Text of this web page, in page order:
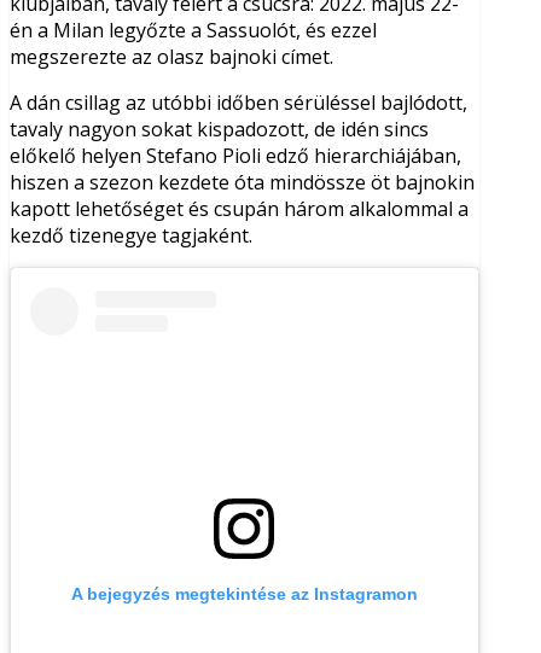
én a Milan legyőzte a Sassuolót, és ezzel
megszerezte az olasz bajnoki címet.
A dán csillag az utóbbi időben sérüléssel bajlódott,
tavaly nagyon sokat kispadozott, de idén sincs
előkelő helyen Stefano Pioli edző hierarchiájában,
hiszen a szezon kezdete óta mindössze öt bajnokin
kapott lehetőséget és csupán három alkalommal a
kezdő tizenegye tagjaként.
A bejegyzés megtekintése az Instagramon